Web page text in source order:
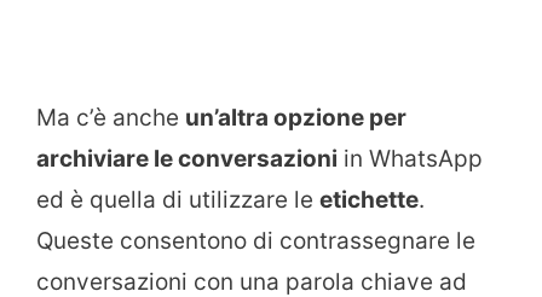
Ma c’è anche un’altra opzione per
archiviare le conversazioni in WhatsApp
ed è quella di utilizzare le etichette.
Queste consentono di contrassegnare le
conversazioni con una parola chiave ad